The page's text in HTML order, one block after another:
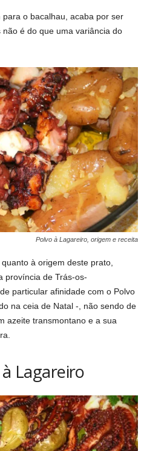
o bacalhau, acaba por ser
é do que uma variância do
Polvo à Lagareiro, origem e receita
à origem deste prato,
província de Trás-os-
particular afinidade com o Polvo
na ceia de Natal -, não sendo de
azeite transmontano e a sua
Lagareiro